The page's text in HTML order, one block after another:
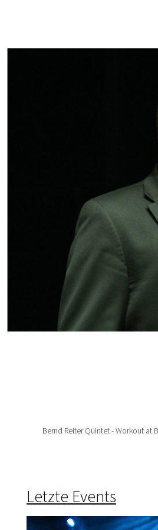
Bernd Reiter Quintet - Workout at
Letzte Events